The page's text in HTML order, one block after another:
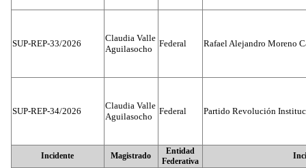
SUP-REP-33/2026
Claudia Valle
Aguilasocho
Federal Rafael Alejandro Moreno
SUP-REP-34/2026
Claudia Valle
Aguilasocho
Federal Partido Revolución
Incidente Magistrado
Entidad
Federativa